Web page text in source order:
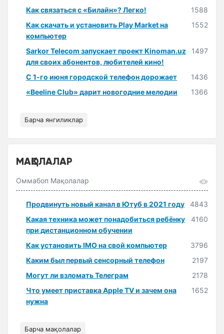
Как связаться с «Билайн»? Легко!
1588
Как скачать и установить Play Market на
компьютер
1552
Sarkor Telecom запускает проект Kinoman.uz
для своих абонентов, любителей кино!
1497
С 1-го июня городской телефон дорожает
1436
«Beeline Club» дарит новогодние мелодии
1366
Барча янгиликлар
МАҚОЛАЛАР
Оммабоп Мақолалар
Продвинуть новый канал в Ютуб в 2021 году
4843
Какая техника может понадобиться ребёнку
при дистанционном обучении
4160
Как установить IMO на свой компьютер
3796
Каким был первый сенсорный телефон
2197
Могут ли взломать Телеграм
2178
Что умеет приставка Apple TV и зачем она
нужна
1652
Барча мақолалар